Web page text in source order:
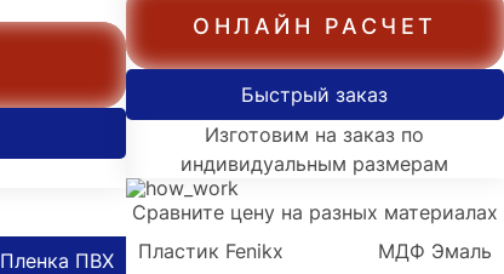
Пленка ПВХ
ОНЛАЙН РАСЧЕТ
Быстрый заказ
Изготовим на заказ по
индивидуальным размерам
Сравните цену на разных материалах
Пластик Fenikx
МДФ Эмаль